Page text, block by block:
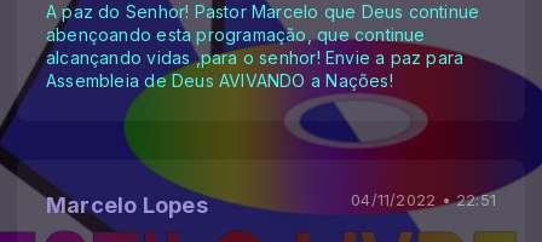
A paz do Senhor! Pastor Marcelo que Deus continue
abençoando esta programação, que continue
alcançando vidas ,para o senhor! Envie a paz para
Assembleia de Deus AVIVANDO a Nações!
Marcelo Lopes 04/11/2022 • 22:51